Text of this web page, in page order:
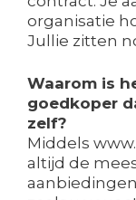
organisatie
Jullie zitten
Waarom is
goedkoper
zelf?
Middels
altijd de